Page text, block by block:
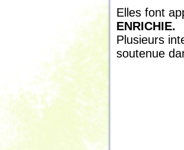
Elles font
ENRICHIE.
Plusieurs
soutenue